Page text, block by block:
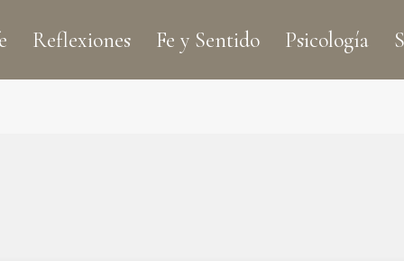
Reflexiones Fe y Sentido Psicología